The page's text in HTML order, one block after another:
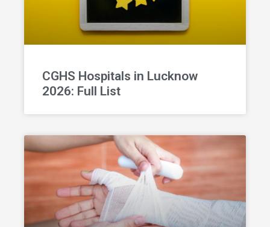
CGHS Hospitals in Lucknow
2026: Full List